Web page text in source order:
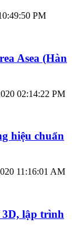
PM
Asea (Hàn
02:14:22 PM
hiệu chuẩn
11:16:01 AM
3D, lập trình